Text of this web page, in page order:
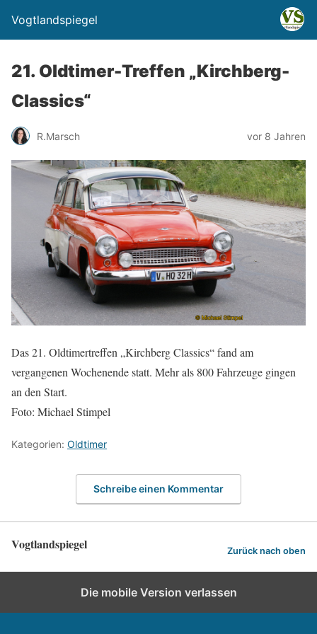
Vogtlandspiegel
21. Oldtimer-Treffen „Kirchberg-
Classics“
R.Marsch vor 8 Jahren
Das 21. Oldtimertreffen „Kirchberg Classics“ fand am
vergangenen Wochenende statt. Mehr als 800 Fahrzeuge gingen
an den Start.
Foto: Michael Stimpel
Kategorien: Oldtimer
Schreibe einen Kommentar
Vogtlandspiegel Zurück nach oben
Die mobile Version verlassen